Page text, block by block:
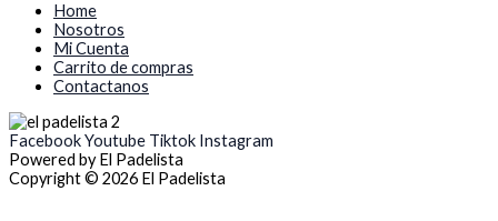
Home
Nosotros
Mi Cuenta
Carrito de compras
Contactanos
FacebookYoutube Tiktok Instagram
Powered by El Padelista
Copyright © 2026 El Padelista